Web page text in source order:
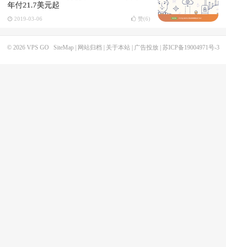
年付21.7美元起
2019-03-06 赞(6)
© 2026 VPS GO SiteMap| 网站归档 | 关于本站| 广告投放| 苏ICP备19004971号-3